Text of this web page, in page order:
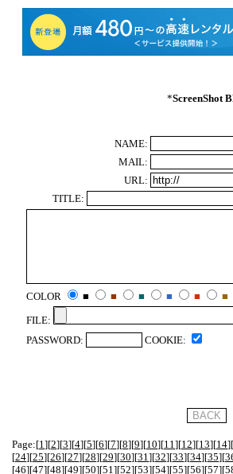
*ScreenShot
NAME:
MAIL:
URL:
TITLE:
COLOR ■ ■ ■ ■ ■
■
FILE:
PASSWORD:
COOKIE:
Page:[1 ][2][3][4][5][6][7][8][9][10][11 ][12][13][14][
[24][25][26][27][28][29][30][31 ][32][33][34][35][
[46][47][48][49][50][51 ][52][53][54][55][56][57][